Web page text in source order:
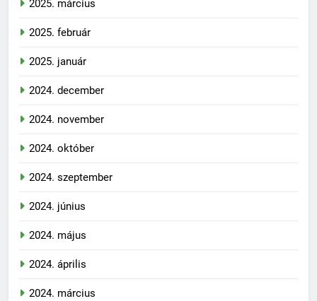
2025. március
2025. február
2025. január
2024. december
2024. november
2024. október
2024. szeptember
2024. június
2024. május
2024. április
2024. március